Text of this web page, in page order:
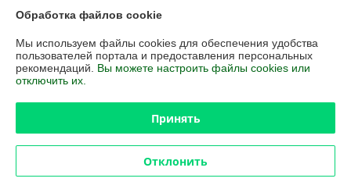
Купить Купить
Показать ещё
О нас
Рейтинг не сформирован
Обработка файлов cookie
Мы используем файлы cookies для обеспечения удобства
пользователей портала и предоставления персональных
рекомендаций. Вы можете настроить файлы cookies или
отключить их.
Принять
Отклонить